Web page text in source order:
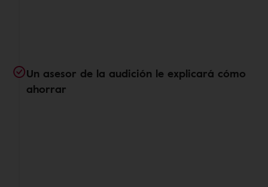
Un asesor de la audición le explicará cómo
ahorrar